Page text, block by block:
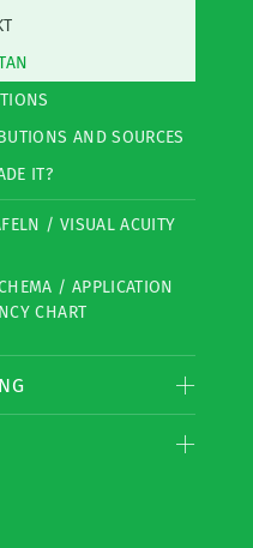
AND SOURCES
IT?
/ VISUAL ACUITY
/ APPLICATION
CHART